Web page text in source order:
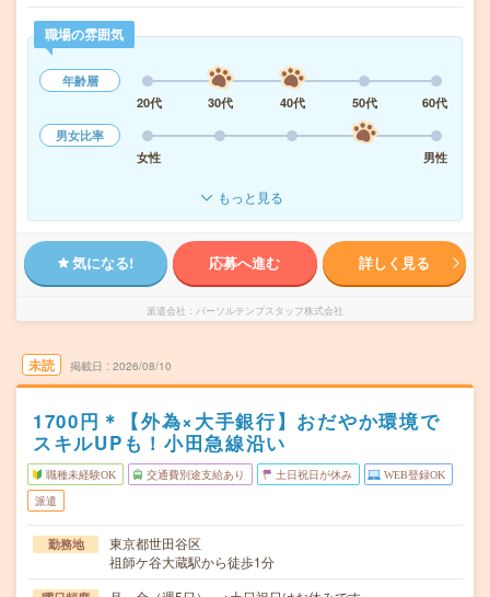
職場の雰囲気
年齢層
20代
30代 40代 50代
60代
男女比率
女性
男性
もっと見る
気になる! 応募へ進む 詳しく見る
派遣会社 パーソルテンプスタッフ株式会社
未読 掲載日 2026/08/10
1700円＊【外為×大手銀行】おだやか環境で
スキルUPも！小田急線沿い
職種未経験OK 交通費別途支給あり 土日祝日が休み WEB登録OK
派遣
勤務地
東京都世田谷区
祖師ケ谷大蔵駅から徒歩1分